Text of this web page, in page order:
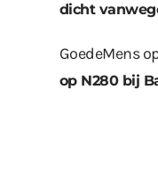
dicht
GoedeMens
op N280 bij